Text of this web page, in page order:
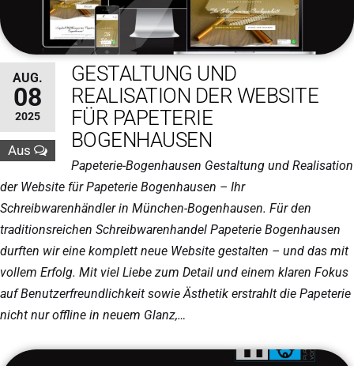
AUG.
08
2025
Aus
GESTALTUNG UND
REALISATION DER WEBSITE
FÜR PAPETERIE
BOGENHAUSEN
Papeterie-Bogenhausen Gestaltung und Realisation
der Website für Papeterie Bogenhausen – Ihr
Schreibwarenhändler in München-Bogenhausen. Für den
traditionsreichen Schreibwarenhandel Papeterie Bogenhausen
durften wir eine komplett neue Website gestalten – und das mit
vollem Erfolg. Mit viel Liebe zum Detail und einem klaren Fokus
auf Benutzerfreundlichkeit sowie Ästhetik erstrahlt die Papeterie
nicht nur offline in neuem Glanz,…